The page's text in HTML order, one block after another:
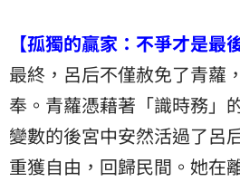
【孤獨的贏家：不爭才是最
最終，呂后不僅赦免了青蘿
奉。青蘿憑藉著「識時務」
變數的後宮中安然活過了呂
重獲自由，回歸民間。她在